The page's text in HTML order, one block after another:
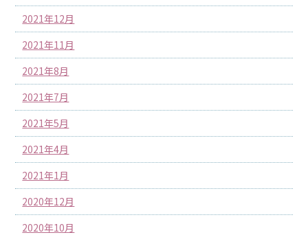
2021年12月
2021年11月
2021年8月
2021年7月
2021年5月
2021年4月
2021年1月
2020年12月
2020年10月